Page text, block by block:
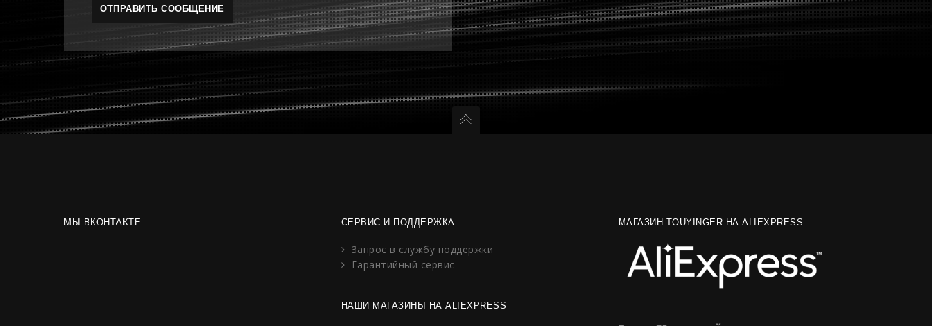
МЫ ВКОНТАКТЕ СЕРВИС И ПОДДЕРЖКА
Запрос в службу поддержки
Гарантийный сервис
НАШИ МАГАЗИНЫ НА ALIEXPRESS
МАГАЗИН TOUYINGER НА ALIEXPRESS